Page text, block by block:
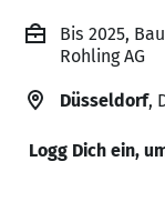
Bis 2025,
Rohling AG
Düsseldorf,
Logg Dich ein,